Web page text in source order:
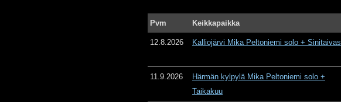
Pvm Keikkapaikka
12.8.2026 Kalliojärvi Mika Peltoniemi solo + Sinitaivas
11.9.2026
Härmän kylpylä Mika Peltoniemi solo +
Taikakuu